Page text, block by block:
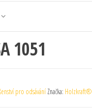
1051
pro odsávání Značka: Holzkraft®